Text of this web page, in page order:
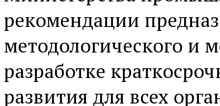
рекомендации
методологического и
разработке
развития для всех